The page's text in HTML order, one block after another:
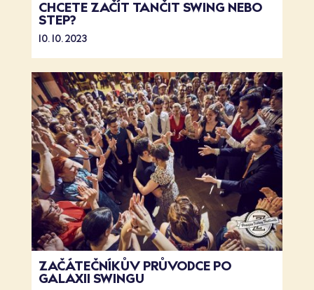
CHCETE ZAČÍT TANČIT SWING NEBO
STEP?
10. 10. 2023
ZAČÁTEČNÍKŮV PRŮVODCE PO
GALAXII SWINGU